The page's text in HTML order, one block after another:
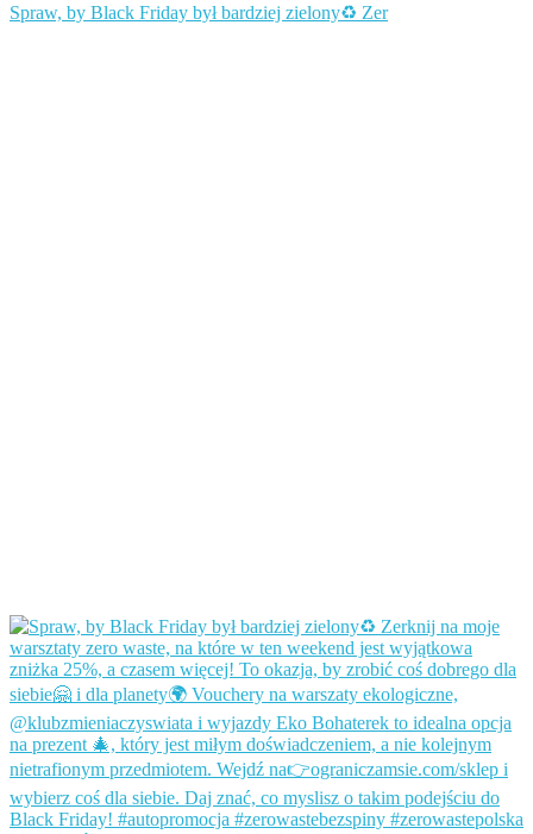
Spraw, by Black Friday był bardziej zielony♻️ Zer